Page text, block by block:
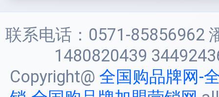
联系电话：0571-85856962
1480820439
Copyright@ 全国购品牌网-